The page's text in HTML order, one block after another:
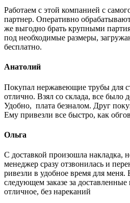
Работаем с этой компанией с
партнер. Оперативно
же выгодно брать крупными
под необходимые размеры,
бесплатно.
Анатолий
Покупал нержавеющие трубы для
отлично. Взял со склада, все было
Удобно, плата безналом. Друг
Ему привезли все быстро, как
Ольга
С доставкой произошла накладка,
менеджер сразу отзвонилась и
ривезли в удобное время для меня.
следующем заказе за доставленные
отличное, без нареканий